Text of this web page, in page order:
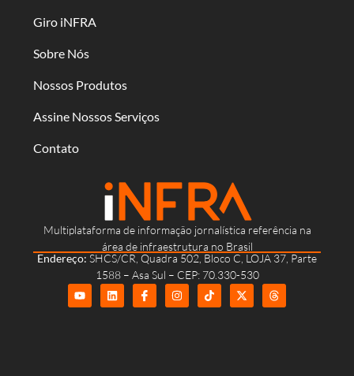
Multiplataforma de informação jornalística referência na
área de infraestrutura no Brasil
Endereço: SHCS/CR, Quadra 502, Bloco C, LOJA 37, Parte
1588 – Asa Sul – CEP: 70.330-530
Giro iNFRA
Sobre Nós
Nossos Produtos
Assine Nossos Serviços
Contato